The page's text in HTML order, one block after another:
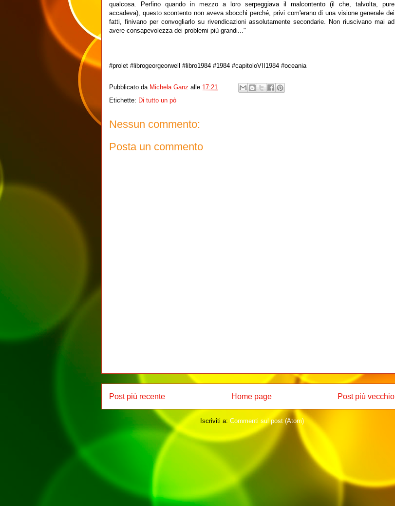
qualcosa. Perfino quando in mezzo a loro serpeggiava il malcontento (il che, talvolta, pure
accadeva), questo scontento non aveva sbocchi perché, privi com'erano di una visione generale dei
fatti, finivano per convogliarlo su rivendicazioni assolutamente secondarie. Non riuscivano mai ad
avere consapevolezza dei problemi più grandi..."
#prolet #librogeorgeorwell #libro1984 #1984 #capitoloVII1984 #oceania
Pubblicato da Michela Ganz alle 17:21
Etichette: Di tutto un pò
Nessun commento:
Posta un commento
Post più recente Post più vecchio
Home page
Iscriviti a: Commenti sul post (Atom)